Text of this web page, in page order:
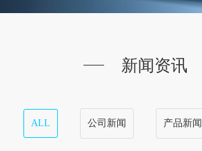
新闻资讯
ALL 公司新闻 产品新闻